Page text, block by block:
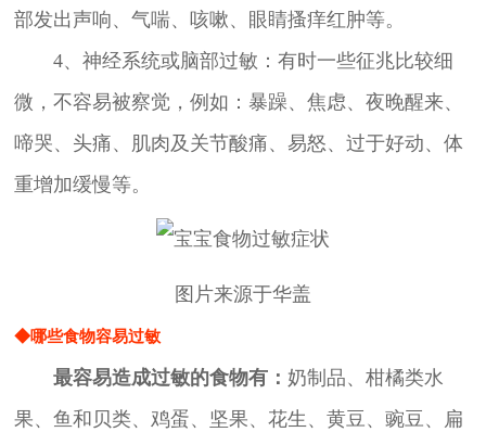
部发出声响、气喘、咳嗽、眼睛搔痒红肿等。
4、神经系统或脑部过敏：有时一些征兆比较细
微，不容易被察觉，例如：暴躁、焦虑、夜晚醒来、
啼哭、头痛、肌肉及关节酸痛、易怒、过于好动、体
重增加缓慢等。
图片来源于华盖
◆哪些食物容易过敏
最容易造成过敏的食物有： 奶制品、柑橘类水
果、鱼和贝类、鸡蛋、坚果、花生、黄豆、豌豆、扁